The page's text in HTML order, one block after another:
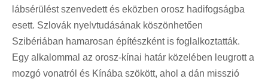
lábsérülést szenvedett és eközben orosz hadifogságba
esett. Szlovák nyelvtudásának köszönhetően
Szibériában hamarosan építészként is foglalkoztatták.
Egy alkalommal az orosz-kínai határ közelében leugrott a
mozgó vonatról és Kínába szökött, ahol a dán misszió